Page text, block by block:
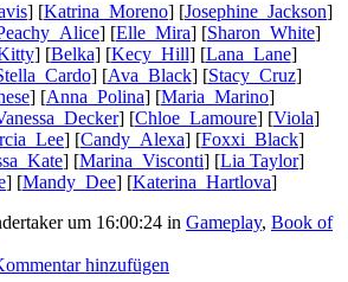
] [Katrina_Moreno] [Josephine_Jackson]
] [Elle_Mira] [Sharon_White]
] [Belka] [Kecy_Hill] [Lana_Lane]
] [Ava_Black] [Stacy_Cruz]
] [Anna_Polina] [Maria_Marino]
] [Chloe_Lamoure] [Viola]
] [Candy_Alexa] [Foxxi_Black]
] [Marina_Visconti] [Lia Taylor]
] [Mandy_Dee] [Katerina_Hartlova]
um 16:00:24 in Gameplay, Book of
hinzufügen